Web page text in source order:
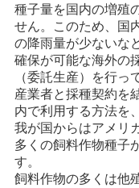
種子量を国内の増殖
せん。このため、国
の降雨量が少ないな
確保が可能な海外の
（委託生産）を行
産業者と採種契約を
内で利用する方法を
我が国からはアメリ
多くの飼料作物種子
す。
飼料作物の多くは他